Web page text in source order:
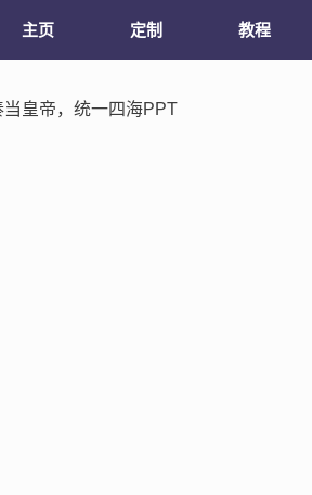
主页 定制 教程
当皇帝，统一四海PPT